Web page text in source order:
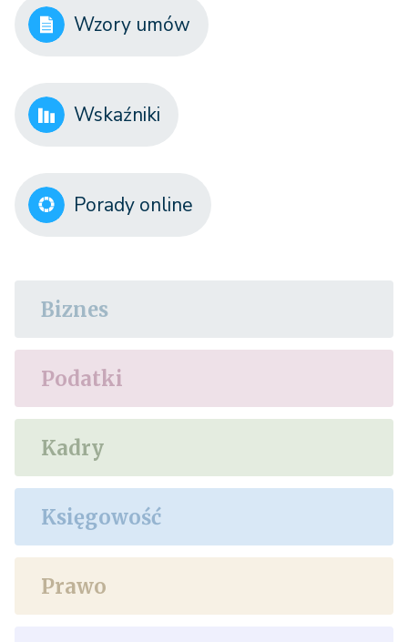
Wzory umów
Wskaźniki
Porady online
Biznes
Podatki
Kadry
Księgowość
Prawo